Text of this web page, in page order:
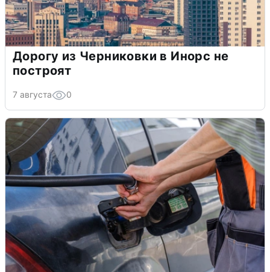
Дорогу из Черниковки в Инорс не
построят
7 августа 0